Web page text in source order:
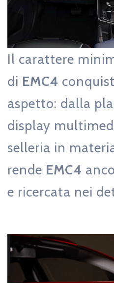
Il carattere
di EMC4
aspetto: dalla
display
selleria in
rende EMC4
e ricercata nei